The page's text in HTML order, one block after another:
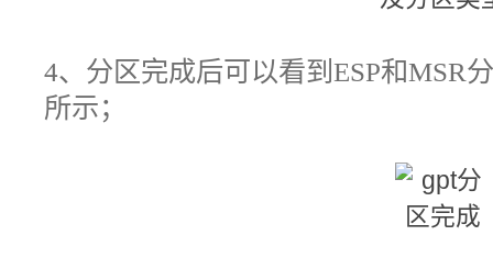
4、 分区完成后可以看到ESP和MSR
所示；